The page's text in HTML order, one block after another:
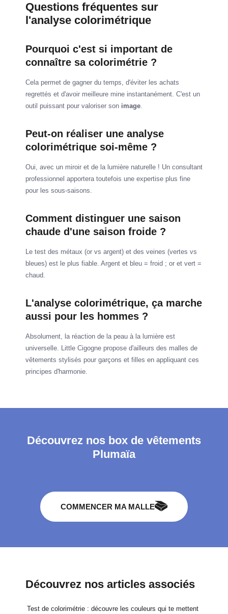
Questions fréquentes sur
l'analyse colorimétrique
Pourquoi c'est si important de
connaître sa colorimétrie ?
Cela permet de gagner du temps, d'éviter les achats
regrettés et d'avoir meilleure mine instantanément. C'est un
outil puissant pour valoriser son image.
Peut-on réaliser une analyse
colorimétrique soi-même ?
Oui, avec un miroir et de la lumière naturelle ! Un consultant
professionnel apportera toutefois une expertise plus fine
pour les sous-saisons.
Comment distinguer une saison
chaude d'une saison froide ?
Le test des métaux (or vs argent) et des veines (vertes vs
bleues) est le plus fiable. Argent et bleu = froid ; or et vert =
chaud.
L'analyse colorimétrique, ça marche
aussi pour les hommes ?
Absolument, la réaction de la peau à la lumière est
universelle. Little Cigogne propose d'ailleurs des malles de
vêtements stylisés pour garçons et filles en appliquant ces
principes d'harmonie.
Découvrez nos box de vêtements
Plumaïa
COMMENCER MA MALLE
Découvrez nos articles associés
Test de colorimétrie : découvre les couleurs qui te mettent